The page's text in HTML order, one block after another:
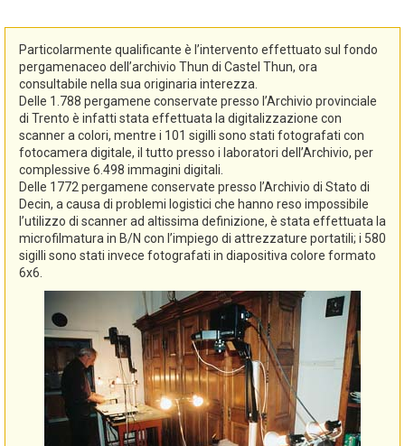
Particolarmente qualificante è l’intervento effettuato sul fondo
pergamenaceo dell’archivio Thun di Castel Thun, ora
consultabile nella sua originaria interezza.
Delle 1.788 pergamene conservate presso l’Archivio provinciale
di Trento è infatti stata effettuata la digitalizzazione con
scanner a colori, mentre i 101 sigilli sono stati fotografati con
fotocamera digitale, il tutto presso i laboratori dell’Archivio, per
complessive 6.498 immagini digitali.
Delle 1772 pergamene conservate presso l’Archivio di Stato di
Decin, a causa di problemi logistici che hanno reso impossibile
l’utilizzo di scanner ad altissima definizione, è stata effettuata la
microfilmatura in B/N con l’impiego di attrezzature portatili; i 580
sigilli sono stati invece fotografati in diapositiva colore formato
6x6.